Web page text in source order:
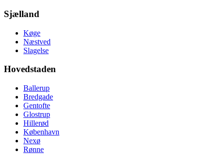
Sjælland
Køge
Næstved
Slagelse
Hovedstaden
Ballerup
Bredgade
Gentofte
Glostrup
Hillerød
København
Nexø
Rønne